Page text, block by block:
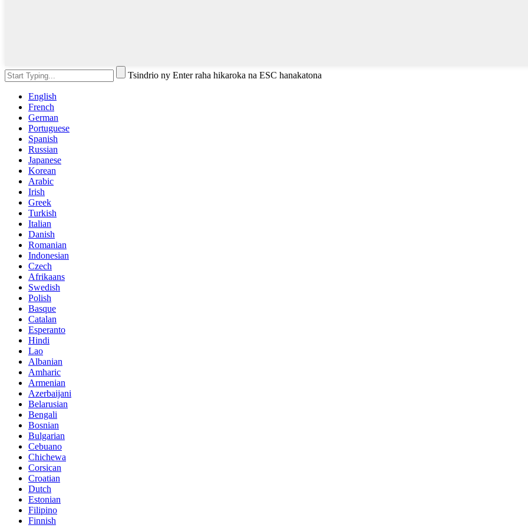
Tsindrio ny Enter raha hikaroka na ESC hanakatona
English
French
German
Portuguese
Spanish
Russian
Japanese
Korean
Arabic
Irish
Greek
Turkish
Italian
Danish
Romanian
Indonesian
Czech
Afrikaans
Swedish
Polish
Basque
Catalan
Esperanto
Hindi
Lao
Albanian
Amharic
Armenian
Azerbaijani
Belarusian
Bengali
Bosnian
Bulgarian
Cebuano
Chichewa
Corsican
Croatian
Dutch
Estonian
Filipino
Finnish